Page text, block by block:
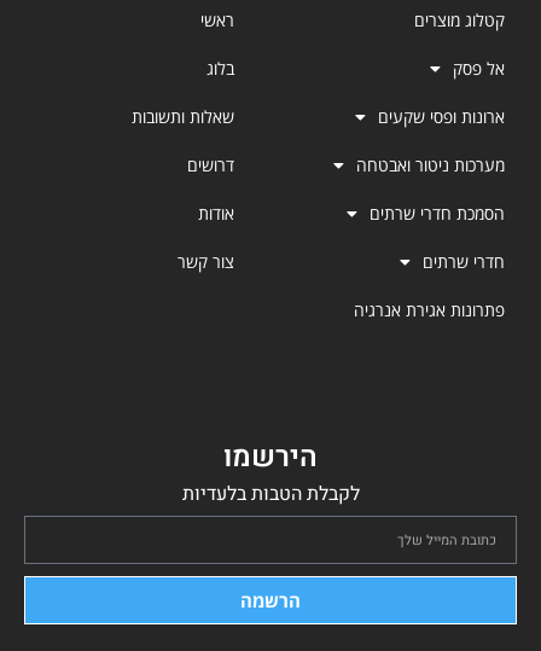
קטלוג מוצרים
אל פסק
ארונות ופסי שקעים
מערכות ניטור ואבטחה
הסמכת חדרי שרתים
חדרי שרתים
פתרונות אגירת אנרגיה
ראשי
בלוג
שאלות ותשובות
דרושים
אודות
צור קשר
הירשמו
לקבלת הטבות בלעדיות
הרשמה